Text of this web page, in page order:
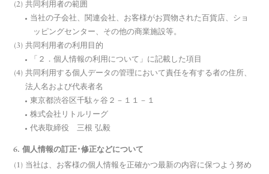
共同利用者の範囲
当社の子会社、関連会社、お客様がお買物された百貨店、ショ
ッピングセンター、その他の商業施設等。
共同利用者の利用目的
「２．個人情報の利用について」に記載した項目
共同利用する個人データの管理において責任を有する者の住所、
法人名および代表者名
東京都渋谷区千駄ヶ谷２－１１－１
株式会社リトルリーグ
代表取締役 三根 弘毅
6. 個人情報の訂正･修正などについて
当社は、お客様の個人情報を正確かつ最新の内容に保つよう努め